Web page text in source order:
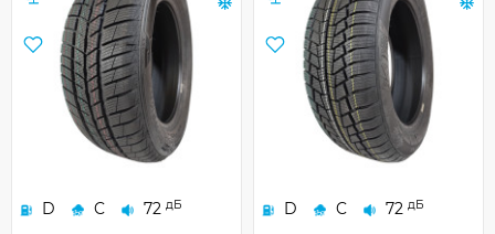
D C 72 дБ D C 72 дБ